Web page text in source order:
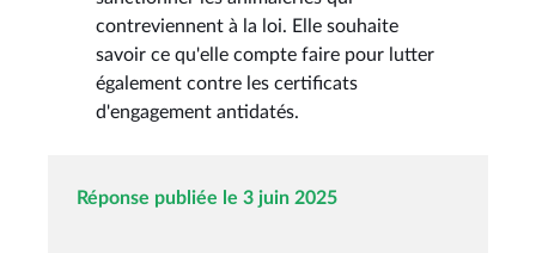
contreviennent à la loi. Elle souhaite
savoir ce qu'elle compte faire pour lutter
également contre les certificats
d'engagement antidatés.
Réponse publiée le 3 juin 2025